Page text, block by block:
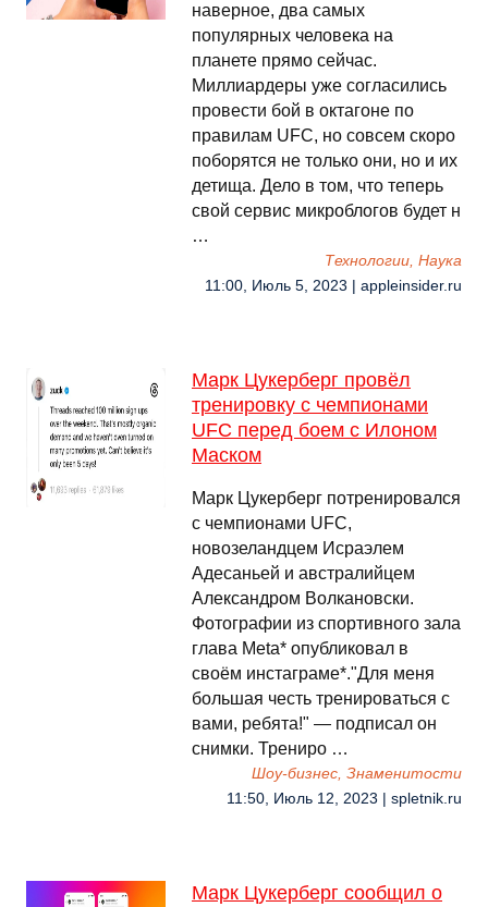
наверное, два самых
популярных человека на
планете прямо сейчас.
Миллиардеры уже согласились
провести бой в октагоне по
правилам UFC, но совсем скоро
поборятся не только они, но и их
детища. Дело в том, что теперь
свой сервис микроблогов будет н
…
Технологии, Наука
11:00, Июль 5, 2023 | appleinsider.ru
Марк Цукерберг провёл
тренировку с чемпионами
UFC перед боем с Илоном
Маском
Марк Цукерберг потренировался
с чемпионами UFC,
новозеландцем Исраэлем
Адесаньей и австралийцем
Александром Волкановски.
Фотографии из спортивного зала
глава Meta* опубликовал в
своём инстаграме*."Для меня
большая честь тренироваться с
вами, ребята!" — подписал он
снимки. Трениро …
Шоу-бизнес, Знаменитости
11:50, Июль 12, 2023 | spletnik.ru
Марк Цукерберг сообщил о